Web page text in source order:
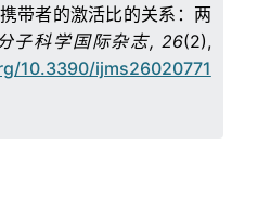
带者的激活比的关系：两
子科学国际杂志, 26(2),
10.3390/ijms26020771